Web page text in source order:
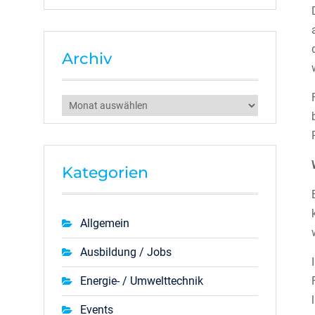
Archiv
Archiv
Kategorien
Allgemein
Ausbildung / Jobs
Energie- / Umwelttechnik
Events